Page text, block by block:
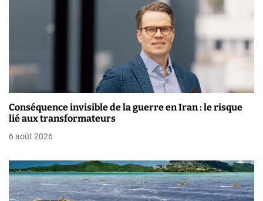
i
c
l
e
Conséquence invisible de la guerre en Iran : le risque
lié aux transformateurs
6 août 2026